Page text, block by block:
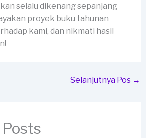
selalu dikenang sepanjang
proyek buku tahunan
kami, dan nikmati hasil
Selanjutnya Pos →